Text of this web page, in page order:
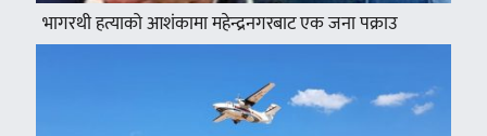
भागरथी हत्याको आशंकामा महेन्द्रनगरबाट एक जना पक्राउ